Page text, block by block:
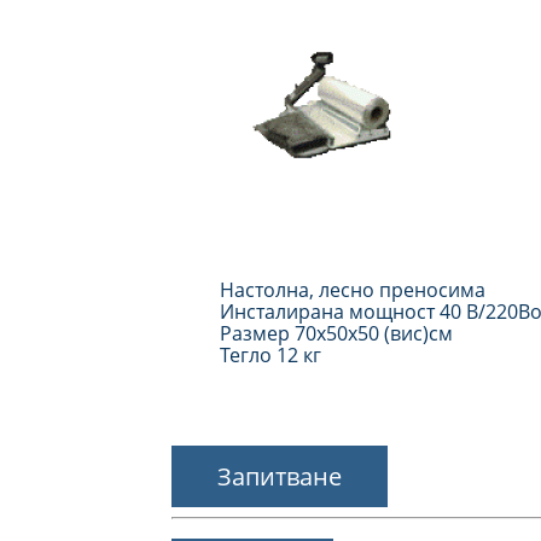
Настолна, лесно преносима
Инсталирана мощност 40 В/
Размер 70х50х50 (вис)см
Тегло 12 кг
Запитване